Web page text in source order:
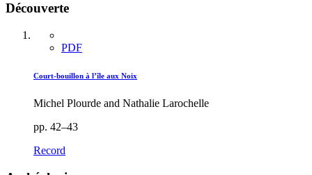
Découverte
PDF
Court-bouillon à l’île aux Noix
Michel Plourde and Nathalie Larochelle
pp. 42–43
Record